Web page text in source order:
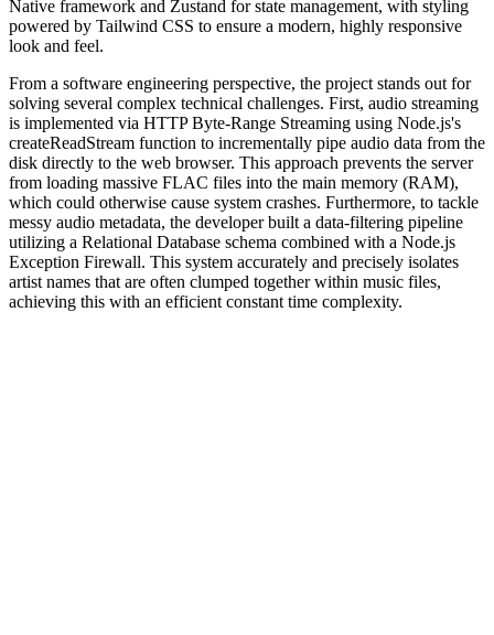
Native framework and Zustand for state management, with styling
powered by Tailwind CSS to ensure a modern, highly responsive
look and feel.
From a software engineering perspective, the project stands out for
solving several complex technical challenges. First, audio streaming
is implemented via HTTP Byte-Range Streaming using Node.js's
createReadStream function to incrementally pipe audio data from the
disk directly to the web browser. This approach prevents the server
from loading massive FLAC files into the main memory (RAM),
which could otherwise cause system crashes. Furthermore, to tackle
messy audio metadata, the developer built a data-filtering pipeline
utilizing a Relational Database schema combined with a Node.js
Exception Firewall. This system accurately and precisely isolates
artist names that are often clumped together within music files,
achieving this with an efficient constant time complexity.